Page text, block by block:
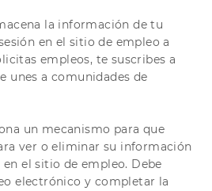
la información de tu
en el sitio de empleo a
empleos, te suscribes a
unes a comunidades de
un mecanismo para que
ver o eliminar su información
el sitio de empleo. Debe
electrónico y completar la